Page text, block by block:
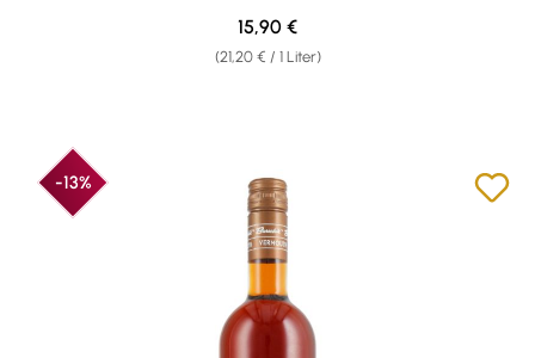
(21,20 € / 1 Liter)
Regulärer Preis:
15,90 €
-13%